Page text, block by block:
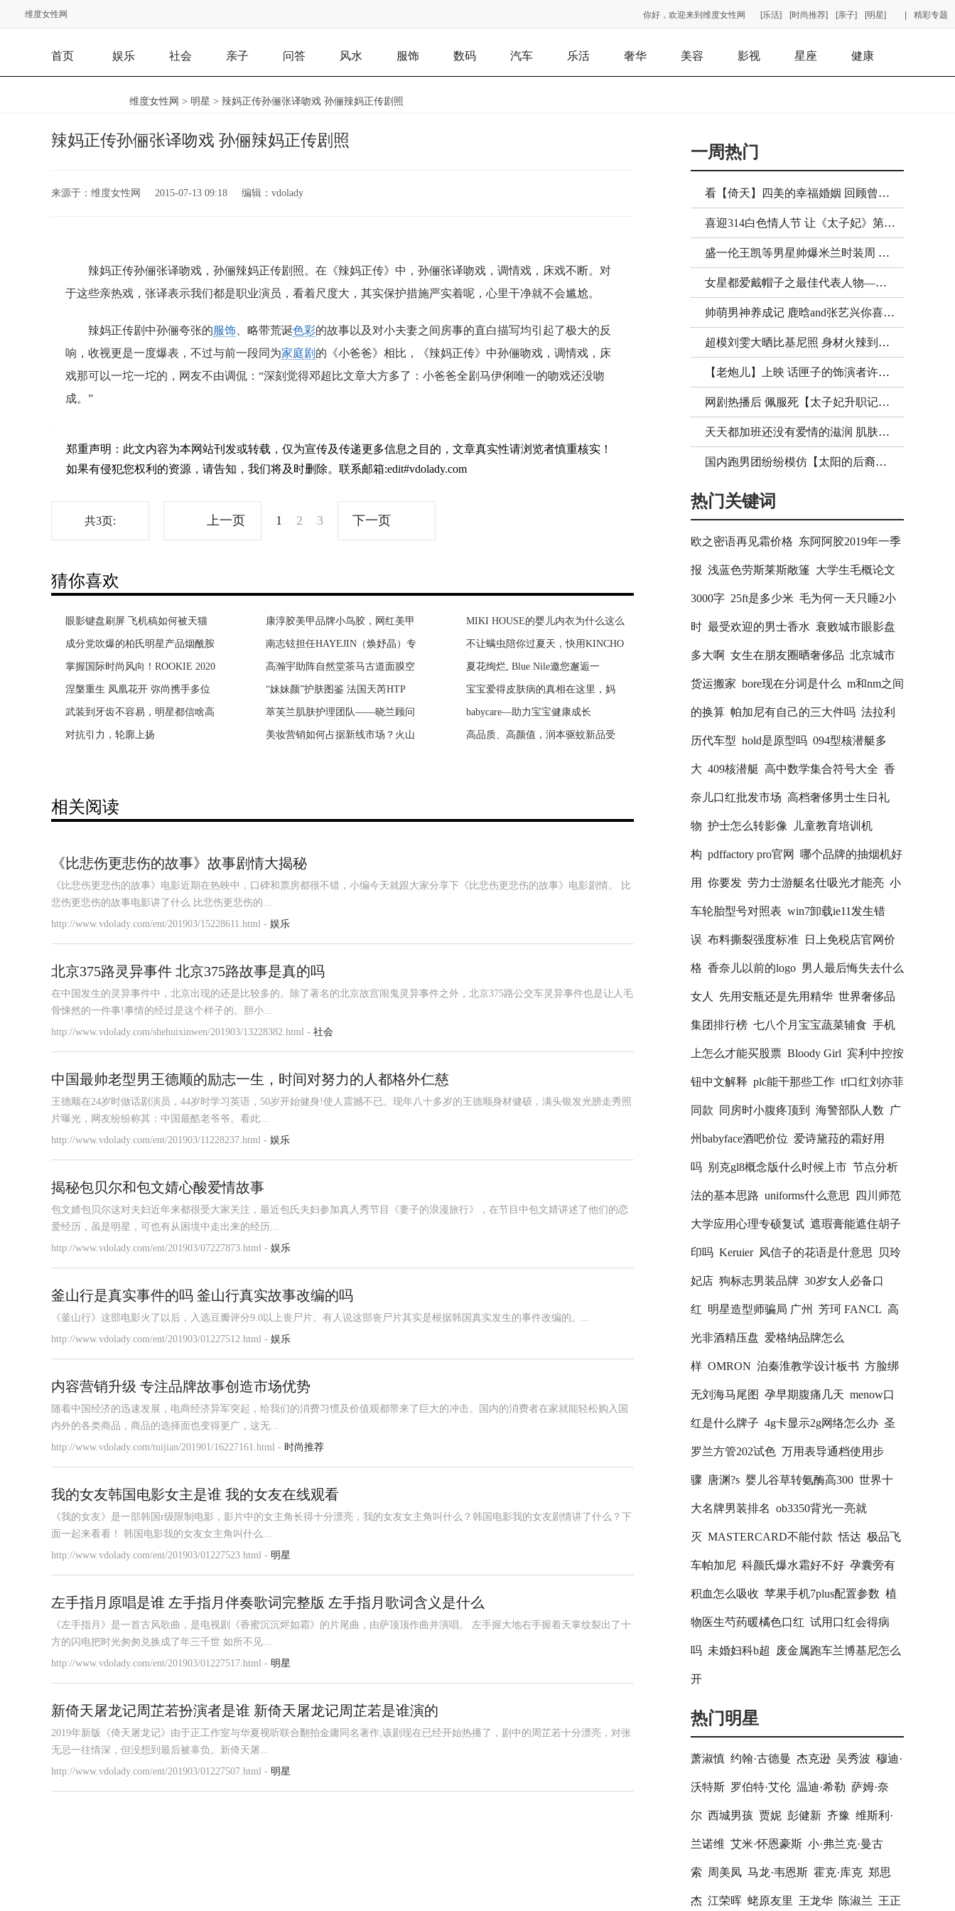
维度女性网 精彩专题
[乐活] [时尚推荐] [亲子] [明星]
你好，欢迎来到维度女性网
首页 娱乐 社会 亲子 问答 风水 服饰 数码 汽车 乐活 奢华 美容 影视 星座 健康
维度女性网 > 明星 > 辣妈正传孙俪张译吻戏 孙俪辣妈正传剧照
辣妈正传孙俪张译吻戏 孙俪辣妈正传剧照
来源于： 维度女性网 2015-07-13 09:18 编辑： vdolady
辣妈正传孙俪张译吻戏，孙俪辣妈正传剧照。在《辣妈正传》中，孙俪张译吻戏，调情戏，床戏不断。对
于这些亲热戏，张译表示我们都是职业演员，看着尺度大，其实保护措施严实着呢，心里干净就不会尴尬。
辣妈正传剧中孙俪夸张的服饰 、略带荒诞色彩的故事以及对小夫妻之间房事的直白描写均引起了极大的反
响，收视更是一度爆表，不过与前一段同为家庭剧 的《小爸爸》相比，《辣妈正传》中孙俪吻戏，调情戏，床
戏那可以一坨一坨的，网友不由调侃：“深刻觉得邓超比文章大方多了：小爸爸全剧马伊俐唯一的吻戏还没吻
成。”
郑重声明： 此文内容为本网站刊发或转载，仅为宣传及传递更多信息之目的，文章真实性请浏览者慎重核实！
如果有侵犯您权利的资源，请告知，我们将及时删除。联系邮箱:edit#vdolady.com
共3页: 上一页 1 2 3 下一页
猜你喜欢
眼影键盘刷屏 飞机稿如何被天猫
成分党吹爆的柏氏明星产品烟酰胺
掌握国际时尚风向！ROOKIE 2020
涅槃重生 凤凰花开 弥尚携手多位
武装到牙齿不容易，明星都信啥高
对抗引力，轮廓上扬
康淳胶美甲品牌小鸟胶，网红美甲
南志铉担任HAYEJIN（焕妤晶）专
高瀚宇助阵自然堂茶马古道面膜空
“妹妹颜”护肤图鉴 法国天芮HTP
萃芙兰肌肤护理团队——晓兰顾问
美妆营销如何占据新线市场？火山
MIKI HOUSE的婴儿内衣为什么这么
不让螨虫陪你过夏天，快用KINCHO
夏花绚烂, Blue Nile邀您邂逅一
宝宝爱得皮肤病的真相在这里，妈
babycare—助力宝宝健康成长
高品质、高颜值，润本驱蚊新品受
SO COOL！东京香蕉蛋糕冻着吃，
抢占百城，亿路同行，燕太太集团
曝阿里香港二次上市 官方回应：
日本持刀伤人事件 15人被刺至少2
两女童疑触电身亡 阴雨天小区内
老人被卫生纸捂死 作案嫌犯是死
25届华鼎奖映射中华文化亚游之夜
第25届华鼎奖亚游之夜张艺兴喜获
亚游华鼎奖之夜盛大颁奖典礼郭富
花王『碧柔清爽湿巾(无香型)』&a
《无名卫士》央视八套开播 张晞
《无名卫士》央视八套将播 献礼
紫荆豪庭闹鬼事件 中海紫荆豪庭
一个人要发财的预兆 发财有什么
鬼生活在哪里 鬼生活在几维空间
新房子没搬家前能住吗？没搬家前
如何判断房子阴气重 房子阴气太
为什么说养猫穷三代 猫到底是招
相关阅读
《比悲伤更悲伤的故事》故事剧情大揭秘
《比悲伤更悲伤的故事》电影近期在热映中，口碑和票房都很不错，小编今天就跟大家分享下《比悲伤更悲伤的故事》电影剧情。 比
悲伤更悲伤的故事电影讲了什么 比悲伤更悲伤的...
http://www.vdolady.com/ent/201903/15228611.html - 娱乐
北京375路灵异事件 北京375路故事是真的吗
在中国发生的灵异事件中，北京出现的还是比较多的。除了著名的北京故宫闹鬼灵异事件之外，北京375路公交车灵异事件也是让人毛
骨悚然的一件事!事情的经过是这个样子的。胆小...
http://www.vdolady.com/shehuixinwen/201903/13228382.html - 社会
中国最帅老型男王德顺的励志一生，时间对努力的人都格外仁慈
王德顺在24岁时做话剧演员，44岁时学习英语，50岁开始健身!使人震撼不已。现年八十多岁的王德顺身材健硕，满头银发光膀走秀照
片曝光，网友纷纷称其：中国最酷老爷爷。看此...
http://www.vdolady.com/ent/201903/11228237.html - 娱乐
揭秘包贝尔和包文婧心酸爱情故事
包文婧包贝尔这对夫妇近年来都很受大家关注，最近包氏夫妇参加真人秀节目《妻子的浪漫旅行》，在节目中包文婧讲述了他们的恋
爱经历，虽是明星，可也有从困境中走出来的经历...
http://www.vdolady.com/ent/201903/07227873.html - 娱乐
釜山行是真实事件的吗 釜山行真实故事改编的吗
《釜山行》这部电影火了以后，入选豆瓣评分9.0以上丧尸片。有人说这部丧尸片其实是根据韩国真实发生的事件改编的。...
http://www.vdolady.com/ent/201903/01227512.html - 娱乐
内容营销升级 专注品牌故事创造市场优势
随着中国经济的迅速发展，电商经济异军突起，给我们的消费习惯及价值观都带来了巨大的冲击。国内的消费者在家就能轻松购入国
内外的各类商品，商品的选择面也变得更广，这无...
http://www.vdolady.com/tuijian/201901/16227161.html - 时尚推荐
我的女友韩国电影女主是谁 我的女友在线观看
《我的女友》是一部韩国r级限制电影，影片中的女主角长得十分漂亮，我的女友女主角叫什么？韩国电影我的女友剧情讲了什么？下
面一起来看看！ 韩国电影我的女友女主角叫什么...
http://www.vdolady.com/ent/201903/01227523.html - 明星
左手指月原唱是谁 左手指月伴奏歌词完整版 左手指月歌词含义是什么
《左手指月》是一首古风歌曲，是电视剧《香蜜沉沉烬如霜》的片尾曲，由萨顶顶作曲并演唱。 左手握大地右手握着天掌纹裂出了十
方的闪电把时光匆匆兑换成了年三千世 如所不见...
http://www.vdolady.com/ent/201903/01227517.html - 明星
新倚天屠龙记周芷若扮演者是谁 新倚天屠龙记周芷若是谁演的
2019年新版《倚天屠龙记》由于正工作室与华夏视听联合翻拍金庸同名著作,该剧现在已经开始热播了，剧中的周芷若十分漂亮，对张
无忌一往情深，但没想到最后被辜负。新倚天屠...
http://www.vdolady.com/ent/201903/01227507.html - 明星
一周热门
看【倚天】四美的幸福婚姻 回顾曾经剧中人物的现状！
喜迎314白色情人节 让《太子妃》第三版结局虐成狗吧！
盛一伦王凯等男星帅爆米兰时装周 一览为快！
女星都爱戴帽子之最佳代表人物——张歆艺！
帅萌男神养成记 鹿晗and张艺兴你喜欢哪一款？
超模刘雯大晒比基尼照 身材火辣到让你喷鼻血！
【老炮儿】上映 话匣子的饰演者许晴上热搜啦！
网剧热播后 佩服死【太子妃升职记】里的服、化、道了！
天天都加班还没有爱情的滋润 肌肤怎么能保养好？
国内跑男团纷纷模仿【太阳的后裔】陈赫郑恺画风突变！
热门关键词
欧之密语再见霜价格 东阿阿胶2019年一季
报 浅蓝色劳斯莱斯敞篷 大学生毛概论文
3000字 25ft是多少米 毛为何一天只睡2小
时 最受欢迎的男士香水 衰败城市眼影盘
多大啊 女生在朋友圈晒奢侈品 北京城市
货运搬家 bore现在分词是什么 m和nm之间
的换算 帕加尼有自己的三大件吗 法拉利
历代车型 hold是原型吗 094型核潜艇多
大 409核潜艇 高中数学集合符号大全 香
奈儿口红批发市场 高档奢侈男士生日礼
物 护士怎么转影像 儿童教育培训机
构 pdffactory pro官网 哪个品牌的抽烟机好
用 你要发 劳力士游艇名仕吸光才能亮 小
车轮胎型号对照表 win7卸载ie11发生错
误 布料撕裂强度标准 日上免税店官网价
格 香奈儿以前的logo 男人最后悔失去什么
女人 先用安瓶还是先用精华 世界奢侈品
集团排行榜 七八个月宝宝蔬菜辅食 手机
上怎么才能买股票 Bloody Girl 宾利中控按
钮中文解释 plc能干那些工作 tf口红刘亦菲
同款 同房时小腹疼顶到 海警部队人数 广
州babyface酒吧价位 爱诗黛菈的霜好用
吗 别克gl8概念版什么时候上市 节点分析
法的基本思路 uniforms什么意思 四川师范
大学应用心理专硕复试 遮瑕膏能遮住胡子
印吗 Keruier 风信子的花语是什意思 贝玲
妃店 狗标志男装品牌 30岁女人必备口
红 明星造型师骗局 广州 芳珂 FANCL 高
光非酒精压盘 爱格纳品牌怎么
样 OMRON 泊秦淮教学设计板书 方脸绑
无刘海马尾图 孕早期腹痛几天 menow口
红是什么牌子 4g卡显示2g网络怎么办 圣
罗兰方管202试色 万用表导通档使用步
骤 唐渊?s 婴儿谷草转氨酶高300 世界十
大名牌男装排名 ob3350背光一亮就
灭 MASTERCARD不能付款 恬达 极品飞
车帕加尼 科颜氏爆水霜好不好 孕囊旁有
积血怎么吸收 苹果手机7plus配置参数 植
物医生芍药暖橘色口红 试用口红会得病
吗 未婚妇科b超 废金属跑车兰博基尼怎么
开
热门明星
萧淑慎 约翰·古德曼 杰克逊 吴秀波 穆迪·
沃特斯 罗伯特·艾伦 温迪·希勒 萨姆·奈
尔 西城男孩 贾妮 彭健新 齐豫 维斯利·
兰诺维 艾米·怀恩豪斯 小·弗兰克·曼古
索 周美凤 马龙·韦恩斯 霍克·库克 郑思
杰 江荣晖 蛯原友里 王龙华 陈淑兰 王正